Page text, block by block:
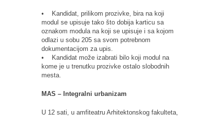
• Kandidat, prilikom prozivke, bira na koji
modul se upisuje tako što dobija karticu sa
oznakom modula na koji se upisuje i sa kojom
odlazi u sobu 205 sa svom potrebnom
dokumentacijom za upis.
• Kandidat može izabrati bilo koji modul na
kome je u trenutku prozivke ostalo slobodnih
mesta.
MAS – Integralni urbanizam
U 12 sati, u amfiteatru Arhitektonskog fakulteta,